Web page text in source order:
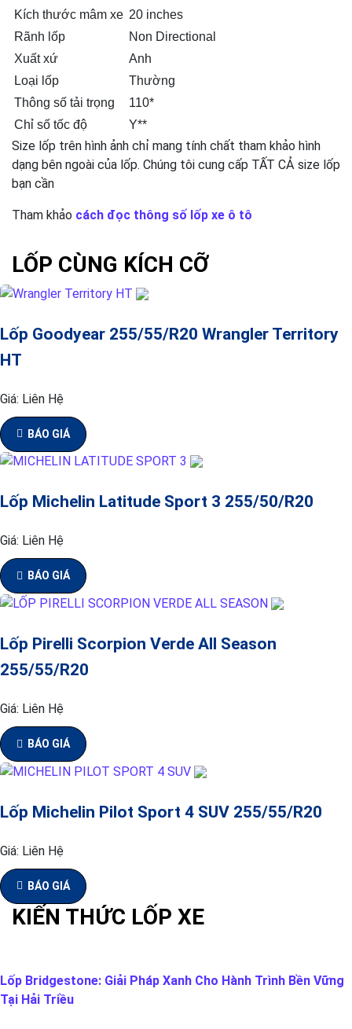
Kích thước mâm xe 20 inches
Rãnh lốp
Non Directional
Xuất xứ
Anh
Loại lốp
Thường
Thông số tải trọng
110*
Chỉ số tốc độ
Y**
Size lốp trên hình ảnh chỉ mang tính chất tham khảo hình
dạng bên ngoài của lốp. Chúng tôi cung cấp TẤT CẢ size lốp
bạn cần
Tham khảo cách đọc thông số lốp xe ô tô
LỐP CÙNG KÍCH CỠ
Lốp Goodyear 255/55/R20 Wrangler Territory
HT
Giá: Liên Hệ
BÁO GIÁ
Lốp Michelin Latitude Sport 3 255/50/R20
Giá: Liên Hệ
BÁO GIÁ
Lốp Pirelli Scorpion Verde All Season
255/55/R20
Giá: Liên Hệ
BÁO GIÁ
Lốp Michelin Pilot Sport 4 SUV 255/55/R20
Giá: Liên Hệ
BÁO GIÁ
KIẾN THỨC LỐP XE
Lốp Bridgestone: Giải Pháp Xanh Cho Hành Trình Bền Vững
Tại Hải Triều